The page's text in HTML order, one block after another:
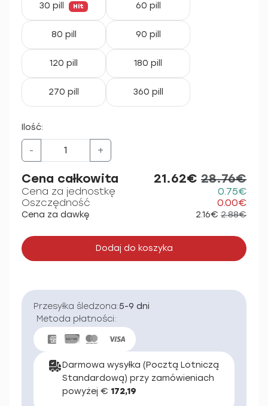
30 pill Hit 60 pill
80 pill 90 pill
120 pill 180 pill
270 pill 360 pill
Ilość:
- +
Cena całkowita 21.62€ 28.76€
Cena za jednostkę
0.75€
Oszczędność
0.00€
Cena za dawkę 2.16€ 2.88€
Dodaj do koszyka
Przesyłka śledzona:5-9 dni
Metoda płatności:
Darmowa wysyłka (Pocztą Lotniczą
Standardową) przy zamówieniach
powyżej € 172,19